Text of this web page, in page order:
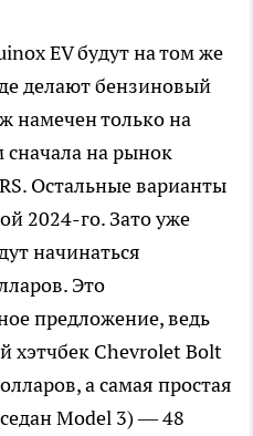
EV будут на том же
делают бензиновый
намечен только на
сначала на рынок
Остальные варианты
2024-го. Зато уже
начинаться
Это
предложение, ведь
хэтчбек Chevrolet Bolt
а самая простая
Model 3) — 48